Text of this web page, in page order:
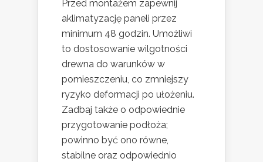
Przed montażem zapewnij
aklimatyzację paneli przez
minimum 48 godzin. Umożliwi
to dostosowanie wilgotności
drewna do warunków w
pomieszczeniu, co zmniejszy
ryzyko deformacji po ułożeniu.
Zadbaj także o odpowiednie
przygotowanie podłoża;
powinno być ono równe,
stabilne oraz odpowiednio